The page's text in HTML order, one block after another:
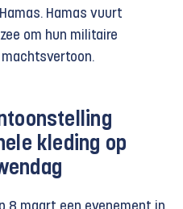
Hamas vuurt
om hun militaire
kleding op